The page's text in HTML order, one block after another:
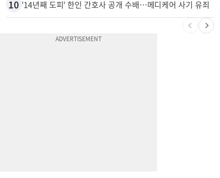
9 콘도 사기 더 어려워진다…모든 융자 ‘전체 심사’
'14년째 도피' 한인 간호사 공개 수배…메디케어 사기 유죄